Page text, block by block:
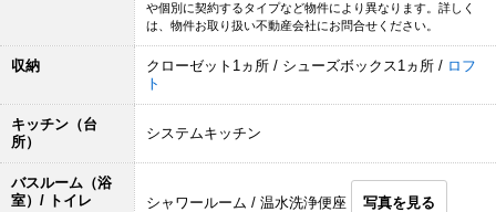
や個別に契約するタイプなど物件により異なります。詳しく
は、物件お取り扱い不動産会社にお問合せください。
収納 クローゼット1ヵ所 / シューズボックス1ヵ所 / ロフ
ト
キッチン（台
所）
システムキッチン
バスルーム（浴
室）/ トイレ
シャワールーム / 温水洗浄便座 写真を見る